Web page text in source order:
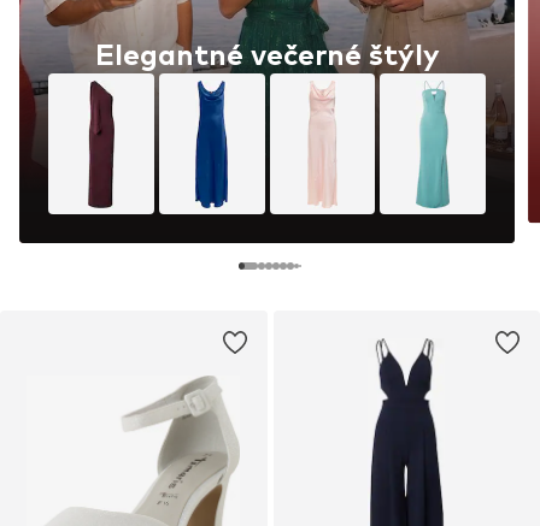
Elegantné večerné štýly